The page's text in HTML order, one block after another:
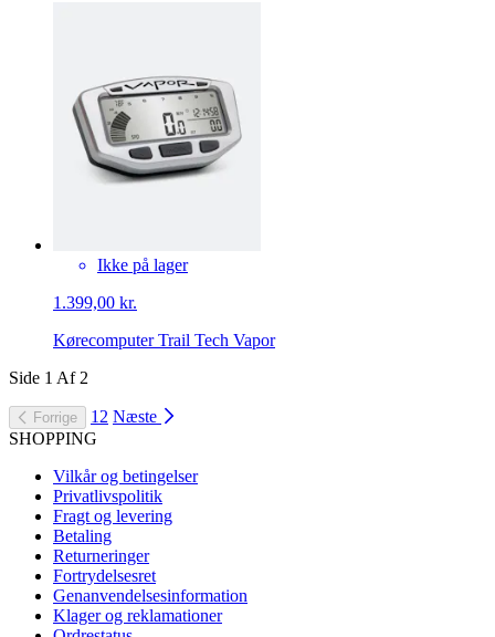
Ikke på lager
1.399,00 kr.
Kørecomputer Trail Tech Vapor
Side 1 Af2
Forrige 12 Næste
SHOPPING
Vilkår og betingelser
Privatlivspolitik
Fragt og levering
Betaling
Returneringer
Fortrydelsesret
Genanvendelsesinformation
Klager og reklamationer